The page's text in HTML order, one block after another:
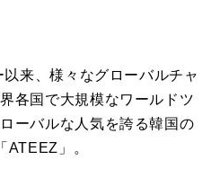
来、様々なグローバルチャ
各国で大規模なワールドツ
ーバルな人気を誇る韓国の
ATEEZ」。